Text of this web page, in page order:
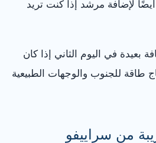
لإضافة مرشد إذا كنت تريد
في اليوم الثاني إذا كان
طاقة للجنوب والوجهات الطبيعية